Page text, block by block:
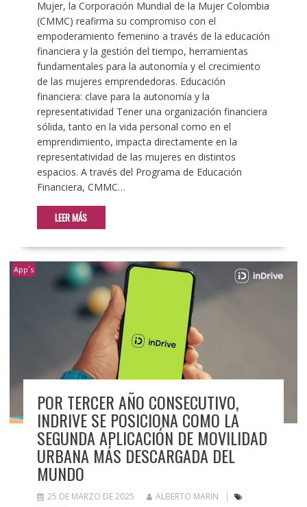
Mujer, la Corporación Mundial de la Mujer Colombia
(CMMC) reafirma su compromiso con el
empoderamiento femenino a través de la educación
financiera y la gestión del tiempo, herramientas
fundamentales para la autonomía y el crecimiento
de las mujeres emprendedoras. Educación
financiera: clave para la autonomía y la
representatividad Tener una organización financiera
sólida, tanto en la vida personal como en el
emprendimiento, impacta directamente en la
representatividad de las mujeres en distintos
espacios. A través del Programa de Educación
Financiera, CMMC…
LEER MÁS
App´s
POR TERCER AÑO CONSECUTIVO,
INDRIVE SE POSICIONA COMO LA
SEGUNDA APLICACIÓN DE MOVILIDAD
URBANA MÁS DESCARGADA DEL
MUNDO
25 DE MARZO DE 2025
ALBERTO MARIN